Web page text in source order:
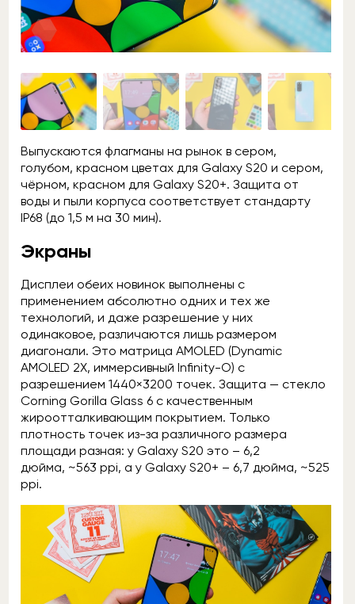
Выпускаются флагманы на рынок в сером,
голубом, красном цветах для Galaxy S20 и сером,
чёрном, красном для Galaxy S20+. Защита от
воды и пыли корпуса соответствует стандарту
IP68 (до 1,5 м на 30 мин).
Экраны
Дисплеи обеих новинок выполнены с
применением абсолютно одних и тех же
технологий, и даже разрешение у них
одинаковое, различаются лишь размером
диагонали. Это матрица AMOLED (Dynamic
AMOLED 2X, иммерсивный Infinity-O) с
разрешением 1440×3200 точек. Защита — стекло
Corning Gorilla Glass 6 с качественным
жироотталкивающим покрытием. Только
плотность точек из-за различного размера
площади разная: у Galaxy S20 это – 6,2
дюйма, ~563 ppi, а у Galaxy S20+ – 6,7 дюйма, ~525
ppi.